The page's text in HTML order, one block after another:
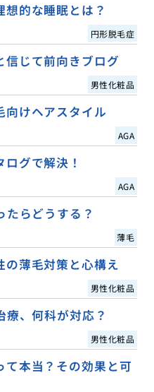
的な睡眠とは？
円形脱毛症
信じて前向きブログ
男性化粧品
向けヘアスタイル
AGA
グで解決！
AGA
たらどうする？
薄毛
の薄毛対策と心構え
男性化粧品
療、何科が対応？
男性化粧品
て本当？その効果と可